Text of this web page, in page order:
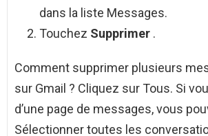
dans la liste Messages.
Touchez Supprimer .
Comment supprimer plusieurs
sur Gmail ? Cliquez sur Tous. Si
d’une page de messages, vous
Sélectionner toutes les